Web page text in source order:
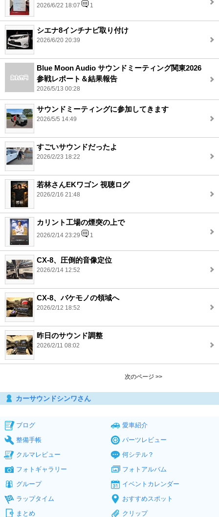
2026/6/22 18:07 1
シエナ8インチナビ取り付け
2026/6/20 20:39
Blue Moon Audio サウンドミーティング関東2026
参戦レポート＆結果報告
2026/5/13 00:28
サウンドミーティングに参加してきます
2026/5/5 14:49
すごいサウンドだったよ
2026/2/23 18:22
若林さんEKワゴン 視聴ログ
2026/2/16 21:48
カリント工場の煙突の上で
2026/2/14 23:29 1
CX-8、圧倒的音像定位
2026/2/14 12:52
CX-8、バケモノの領域へ
2026/2/12 18:52
昨日のサウンド調整
2026/2/11 08:02
次のページ >>
カーサウンドシンワさん
ブログ
愛車紹介
整備手帳
パーツレビュー
クルマレビュー
何シテル？
フォトギャラリー
フォトアルバム
グループ
イベントカレンダー
ラップタイム
おすすめスポット
まとめ
クリップ